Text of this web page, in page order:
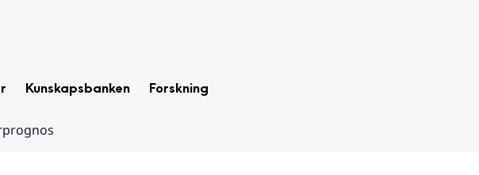
Kunskapsbanken Forskning